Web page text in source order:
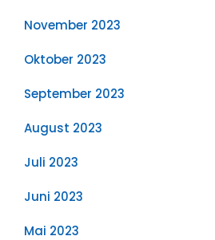
November 2023
Oktober 2023
September 2023
August 2023
Juli 2023
Juni 2023
Mai 2023